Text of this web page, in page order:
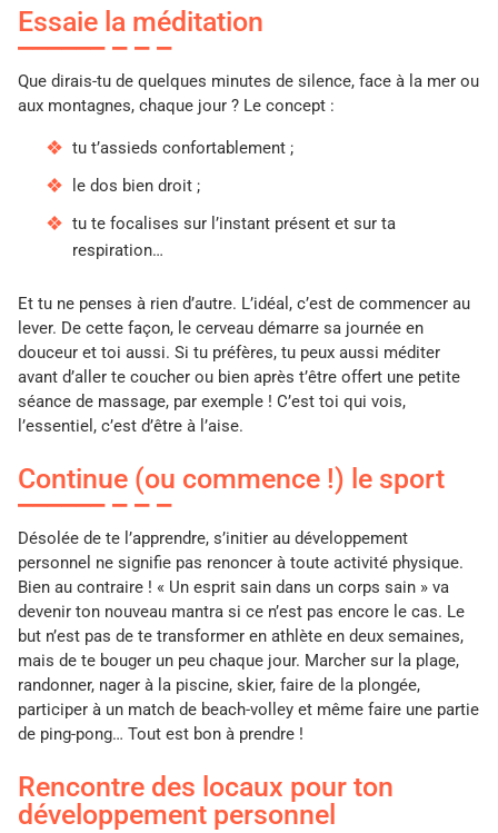
Essaie la méditation
Que dirais-tu de quelques minutes de silence, face à la mer ou
aux montagnes, chaque jour ? Le concept :
tu t’assieds confortablement ;
le dos bien droit ;
tu te focalises sur l’instant présent et sur ta
respiration…
Et tu ne penses à rien d’autre. L’idéal, c’est de commencer au
lever. De cette façon, le cerveau démarre sa journée en
douceur et toi aussi. Si tu préfères, tu peux aussi méditer
avant d’aller te coucher ou bien après t’être offert une petite
séance de massage, par exemple ! C’est toi qui vois,
l’essentiel, c’est d’être à l’aise.
Continue (ou commence !) le sport
Désolée de te l’apprendre, s’initier au développement
personnel ne signifie pas renoncer à toute activité physique.
Bien au contraire ! « Un esprit sain dans un corps sain » va
devenir ton nouveau mantra si ce n’est pas encore le cas. Le
but n’est pas de te transformer en athlète en deux semaines,
mais de te bouger un peu chaque jour. Marcher sur la plage,
randonner, nager à la piscine, skier, faire de la plongée,
participer à un match de beach-volley et même faire une partie
de ping-pong… Tout est bon à prendre !
Rencontre des locaux pour ton
développement personnel